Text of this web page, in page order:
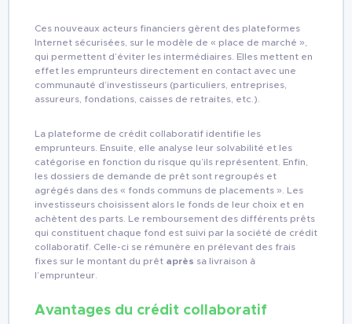
Ces nouveaux acteurs financiers gèrent des plateformes
Internet sécurisées, sur le modèle de « place de marché »,
qui permettent d’éviter les intermédiaires. Elles mettent en
effet les emprunteurs directement en contact avec une
communauté d’investisseurs (particuliers, entreprises,
assureurs, fondations, caisses de retraites, etc.).
La plateforme de crédit collaboratif identifie les
emprunteurs. Ensuite, elle analyse leur solvabilité et les
catégorise en fonction du risque qu’ils représentent. Enfin,
les dossiers de demande de prêt sont regroupés et
agrégés dans des « fonds communs de placements ». Les
investisseurs choisissent alors le fonds de leur choix et en
achètent des parts. Le remboursement des différents prêts
qui constituent chaque fond est suivi par la société de crédit
collaboratif. Celle-ci se rémunère en prélevant des frais
fixes sur le montant du prêt après sa livraison à
l’emprunteur.
Avantages du crédit collaboratif